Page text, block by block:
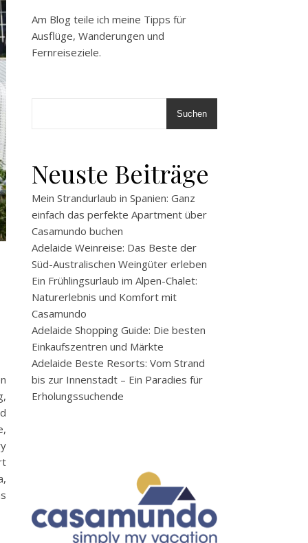
Am Blog teile ich meine Tipps für
Ausflüge, Wanderungen und
Fernreiseziele.
Suchen
Neuste Beiträge
Mein Strandurlaub in Spanien: Ganz
einfach das perfekte Apartment über
Casamundo buchen
Adelaide Weinreise: Das Beste der
Süd-Australischen Weingüter erleben
Ein Frühlingsurlaub im Alpen-Chalet:
Naturerlebnis und Komfort mit
Casamundo
Adelaide Shopping Guide: Die besten
Einkaufszentren und Märkte
Adelaide Beste Resorts: Vom Strand
bis zur Innenstadt – Ein Paradies für
Erholungssuchende